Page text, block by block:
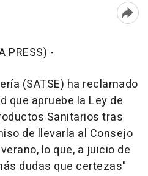
PRESS) -
(SATSE) ha reclamado
que apruebe la Ley de
Sanitarios tras
de llevarla al Consejo
lo que, a juicio de
dudas que certezas"